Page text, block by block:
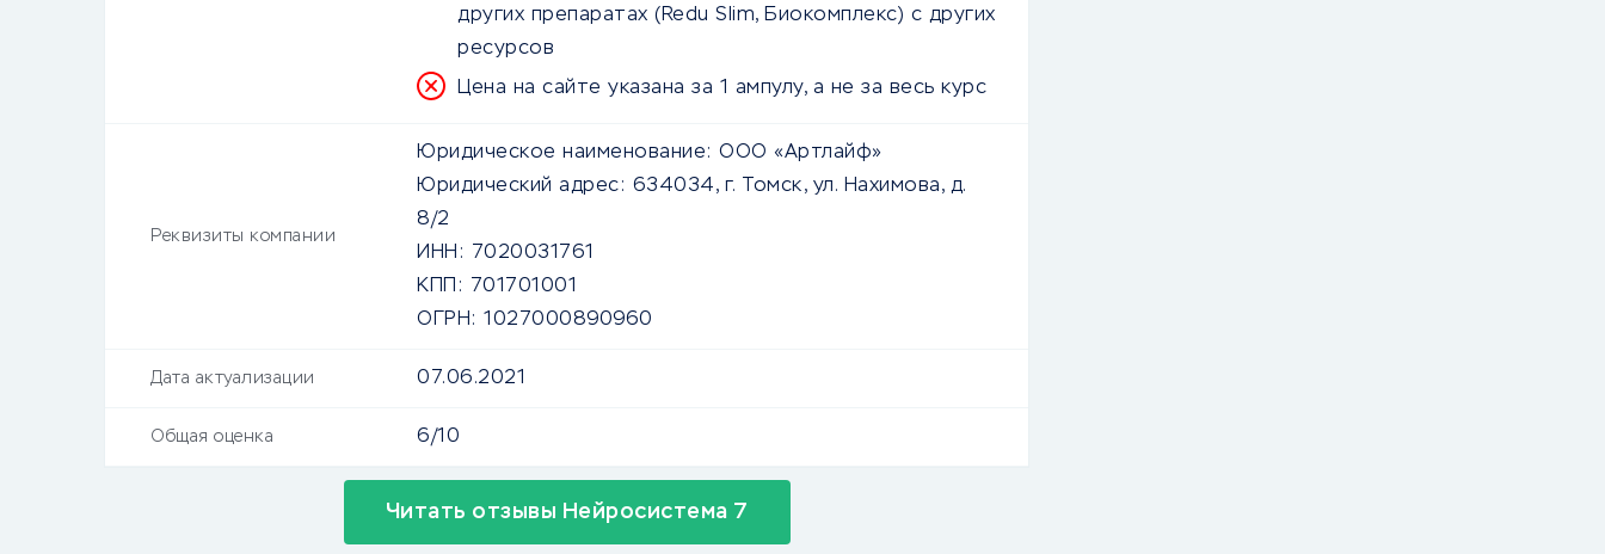
других препаратах (Redu Slim, Биокомплекс) с других
ресурсов
Цена на сайте указана за 1 ампулу, а не за весь курс
Реквизиты компании
Юридическое наименование: ООО «Артлайф»
Юридический адрес: 634034, г. Томск, ул. Нахимова, д.
8/2
ИНН:
7020031761
КПП:
701701001
ОГРН: 1027000890960
Дата актуализации 07.06.2021
Общая оценка 6/10
Читать отзывы Нейросистема 7